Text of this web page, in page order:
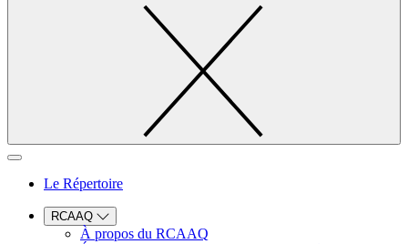
Le Répertoire
RCAAQ
À propos du RCAAQ